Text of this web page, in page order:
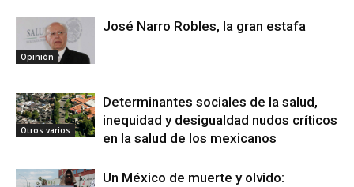
Opinión
José Narro Robles, la gran estafa
Otros varios
Determinantes sociales de la salud,
inequidad y desigualdad nudos críticos
en la salud de los mexicanos
Un México de muerte y olvido: